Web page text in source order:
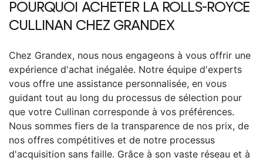
POURQUOI ACHETER LA ROLLS-ROYCE
CULLINAN CHEZ GRANDEX
Chez Grandex, nous nous engageons à vous offrir une
expérience d'achat inégalée. Notre équipe d'experts
vous offre une assistance personnalisée, en vous
guidant tout au long du processus de sélection pour
que votre Cullinan corresponde à vos préférences.
Nous sommes fiers de la transparence de nos prix, de
nos offres compétitives et de notre processus
d'acquisition sans faille. Grâce à son vaste réseau et à